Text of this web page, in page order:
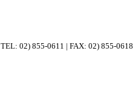
TEL: 02) 855-0611 | FAX: 02) 855-0618
Menu